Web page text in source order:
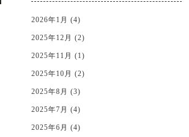
2026年1月 (4)
2025年12月 (2)
2025年11月 (1)
2025年10月 (2)
2025年8月 (3)
2025年7月 (4)
2025年6月 (4)